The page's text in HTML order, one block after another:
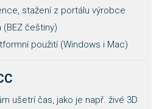
stažení z portálu výrobce
(BEZ češtiny)
použití (Windows i Mac)
ušetrí čas, jako je např. živé 3D